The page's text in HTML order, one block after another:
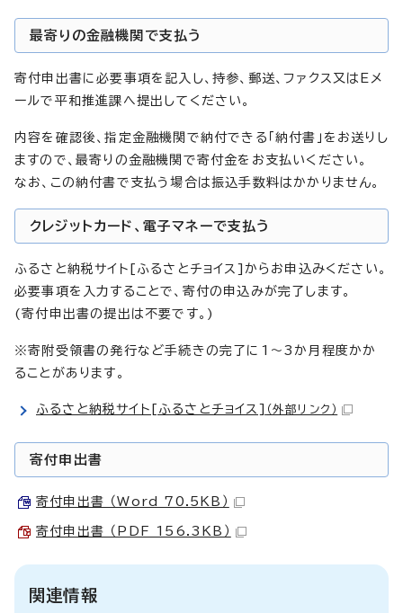
最寄りの金融機関で支払う
寄付申出書に必要事項を記入し、持参、郵送、ファクス又はEメ
ールで平和推進課へ提出してください。
内容を確認後、指定金融機関で納付できる「納付書」をお送りし
ますので、最寄りの金融機関で寄付金をお支払いください。
なお、この納付書で支払う場合は振込手数料はかかりません。
クレジットカード、電子マネーで支払う
ふるさと納税サイト[ふるさとチョイス]からお申込みください。
必要事項を入力することで、寄付の申込みが完了します。
(寄付申出書の提出は不要です。)
※寄附受領書の発行など手続きの完了に1～3か月程度かか
ることがあります。
ふるさと納税サイト[ふるさとチョイス] （外部リンク）
寄付申出書
寄付申出書 （Word 70.5KB）
寄付申出書 （PDF 156.3KB）
関連情報